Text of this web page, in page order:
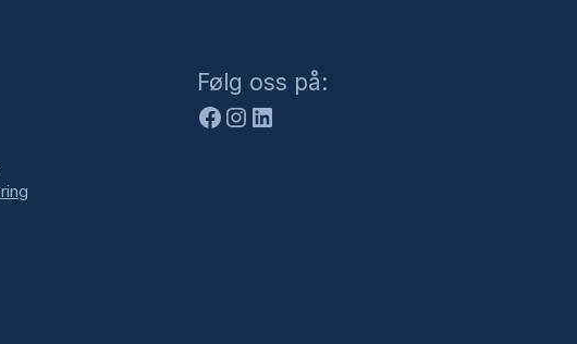
Følg oss på:
Facebook
Instagram
LinkedIn